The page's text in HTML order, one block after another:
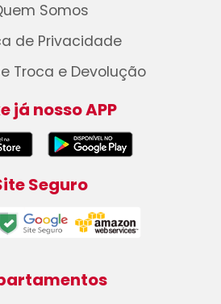
Somos
de Privacidade
Troca e Devolução
já nosso APP
Seguro